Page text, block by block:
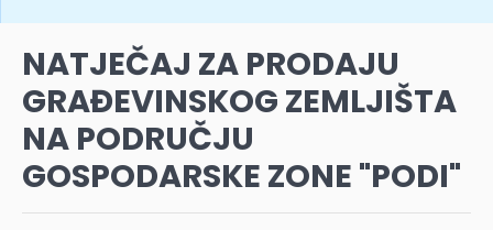
NATJEČAJ ZA PRODAJU
GRAĐEVINSKOG ZEMLJIŠTA
NA PODRUČJU
GOSPODARSKE ZONE "PODI"